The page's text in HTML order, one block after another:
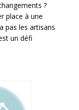
?
place à une
pas les artisans
un défi